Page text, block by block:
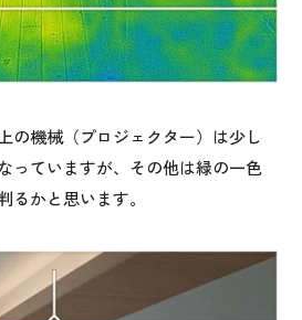
の機械（プロジェクター）は少し
っていますが、その他は緑の一色
るかと思います。